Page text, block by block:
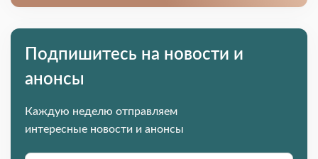
Подпишитесь на новости и
анонсы
Каждую неделю отправляем
интересные новости и анонсы